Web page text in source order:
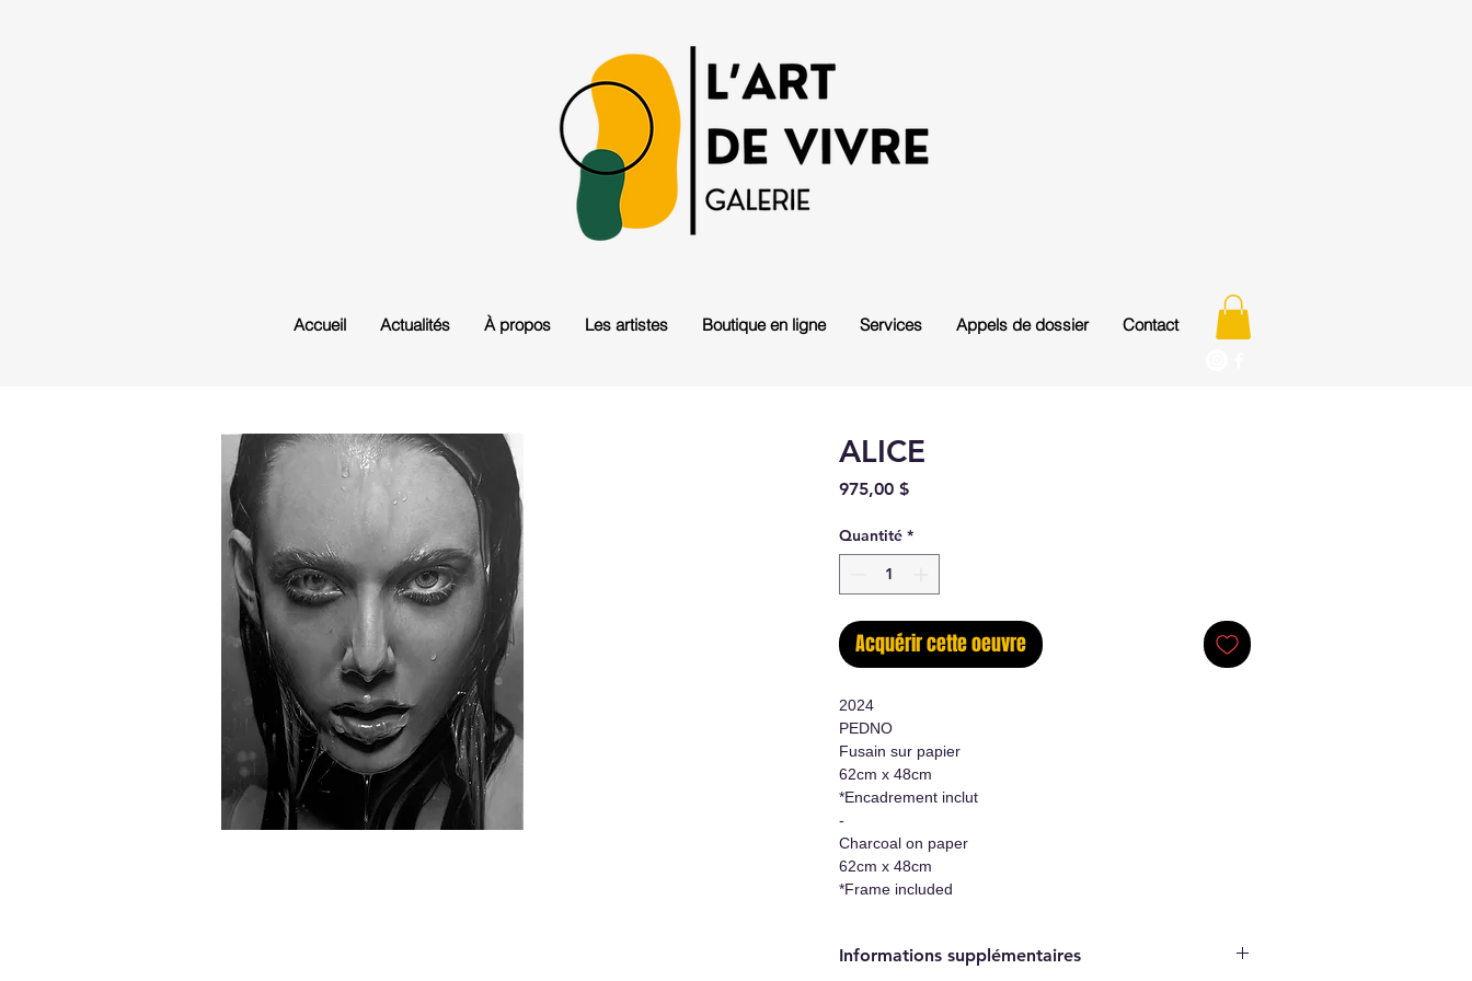
Accueil Actualités À propos Les artistes Boutique en ligne Services Appels de dossier Contact
ALICE
975,00 $Prix
Quantité *
Acquérir cette oeuvre
2024
PEDNO
Fusain sur papier
62cm x 48cm
*Encadrement inclut
-
Charcoal on paper
62cm x 48cm
*Frame included
Informations supplémentaires